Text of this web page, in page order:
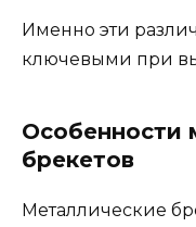
Именно эти
ключевыми при
Особенности
брекетов
Металлические